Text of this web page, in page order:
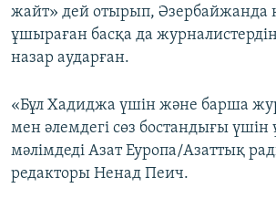
жайт» дей отырып, Әзербайжанда
ұшыраған басқа да
назар аударған.
«Бұл Хадиджа үшін және барша
мен әлемдегі сөз бостандығы үшін
мәлімдеді Азат Еуропа/Азаттық
редакторы Ненад Пеич.